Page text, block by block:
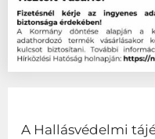
A Hallásvédelmi